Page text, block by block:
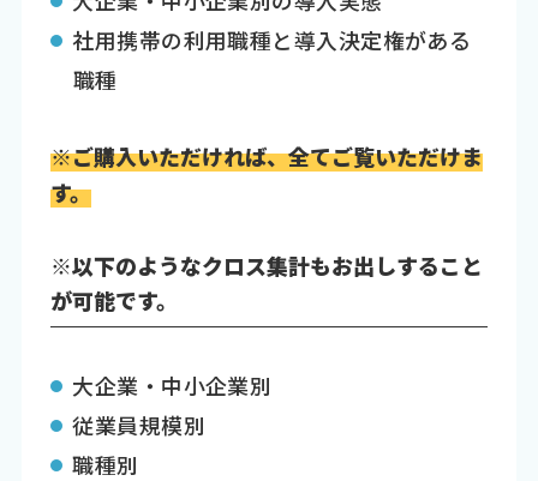
社用携帯の利用職種と導入決定権がある
職種
※ご購入いただければ、全てご覧いただけま
す。
※以下のようなクロス集計もお出しすること
が可能です。
大企業・中小企業別
従業員規模別
職種別